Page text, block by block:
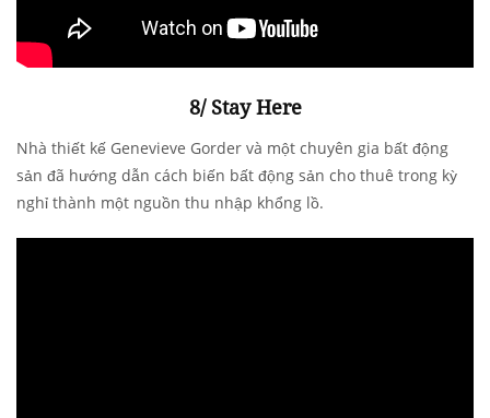
8/ Stay Here
Nhà thiết kế Genevieve Gorder và một chuyên gia bất động
sản đã hướng dẫn cách biến bất động sản cho thuê trong kỳ
nghỉ thành một nguồn thu nhập khổng lồ.